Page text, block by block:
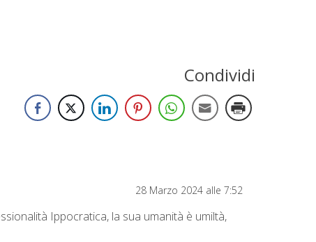
Condividi
28 Marzo 2024 alle 7:52
Ippocratica, la sua umanità è umiltà,